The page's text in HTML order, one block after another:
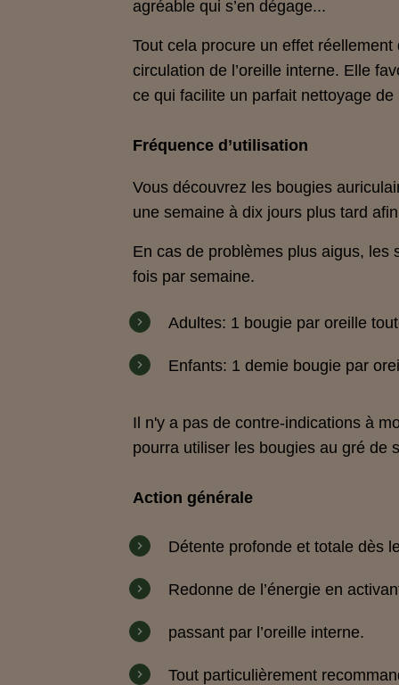
agréable qui s’en dégage...
Tout cela procure un effet
circulation de l’oreille interne. Elle
ce qui facilite un parfait nettoyage de
Fréquence d’utilisation
Vous découvrez les bougies
une semaine à dix jours plus tard
En cas de problèmes plus aigus, les
fois par semaine.
Adultes: 1 bougie par oreille
Enfants: 1 demie bougie par
Il n'y a pas de contre-indications à
pourra utiliser les bougies au gré de
Action générale
Détente profonde et totale dès
Redonne de l’énergie en
passant par l’oreille interne.
Tout particulièrement